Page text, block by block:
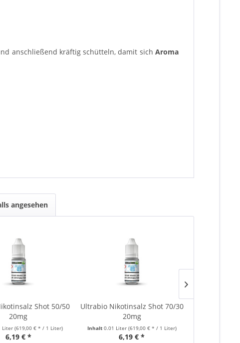
anschließend kräftig schütteln, damit sichAroma
angesehen
Shot 50/50
20mg
Liter(619,00 € * / 1 Liter)
6,19 € *
Ultrabio Nikotinsalz Shot 70/30
20mg
Inhalt 0.01 Liter (619,00 € * / 1 Liter)
6,19 € *